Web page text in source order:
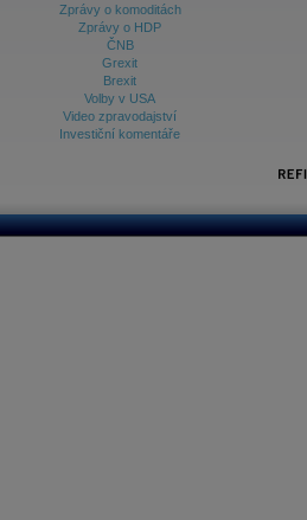
Zprávy o komoditách
Zprávy o HDP
ČNB
Grexit
Brexit
Volby v USA
Video zpravodajství
Investiční komentáře